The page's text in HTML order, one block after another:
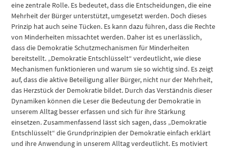
eine zentrale Rolle. Es bedeutet, dass die Entscheidungen, die eine
Mehrheit der Bürger unterstützt, umgesetzt werden. Doch dieses
Prinzip hat auch seine Tücken. Es kann dazu führen, dass die Rechte
von Minderheiten missachtet werden. Daher ist es unerlässlich,
dass die Demokratie Schutzmechanismen für Minderheiten
bereitstellt. „Demokratie Entschlüsselt“ verdeutlicht, wie diese
Mechanismen funktionieren und warum sie so wichtig sind. Es zeigt
auf, dass die aktive Beteiligung aller Bürger, nicht nur der Mehrheit,
das Herzstück der Demokratie bildet. Durch das Verständnis dieser
Dynamiken können die Leser die Bedeutung der Demokratie in
unserem Alltag besser erfassen und sich für ihre Stärkung
einsetzen. Zusammenfassend lässt sich sagen, dass „Demokratie
Entschlüsselt“ die Grundprinzipien der Demokratie einfach erklärt
und ihre Anwendung in unserem Alltag verdeutlicht. Es motiviert